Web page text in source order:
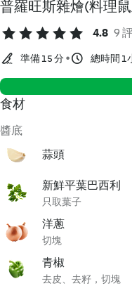
普羅旺斯雜燴(料理
4.8 9
準備 15 分 總時間 1
食材
醬底
蒜頭
新鮮平葉巴西利
只取葉子
洋蔥
切塊
青椒
去皮、去籽，切塊